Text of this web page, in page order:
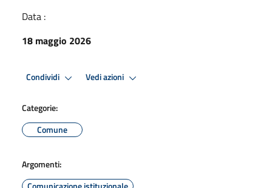
Data :
18 maggio 2026
Condividi Vedi azioni
Categorie:
Comune
Argomenti: